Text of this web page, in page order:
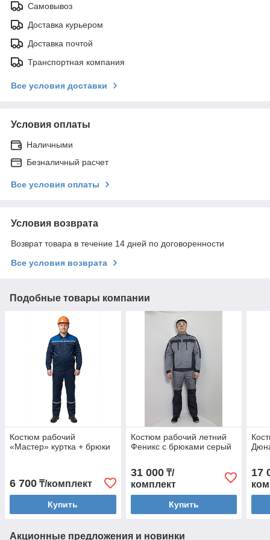
Самовывоз
Доставка курьером
Доставка почтой
Транспортная компания
Все условия доставки
Условия оплаты
Наличными
Безналичный расчет
Все условия оплаты
Условия возврата
Возврат товара в течение 14 дней по договоренности
Все условия возврата
Подобные товары компании
Костюм рабочий
«Мастер» куртка + брюки
6 700 ₸/комплект
Купить
Костюм рабочий летний
Феникс с брюками серый
31 000₸/
комплект
Купить
17
Акционные предложения и новинки